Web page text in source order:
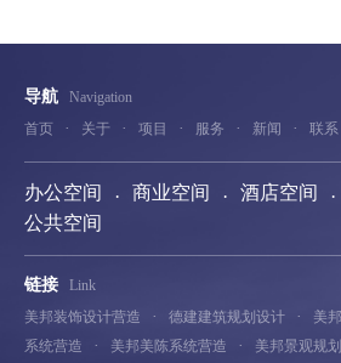
导航
Navigation
首页
· 关于 · 项目 · 服务 · 新闻 · 联系
办公空间 · 商业空间 · 酒店空间 ·
公共空间
链接
Link
美邦装饰设计营造
· 德建建筑规划设计 · 美
系统营造
· 美邦美陈系统营造 · 美邦景观规